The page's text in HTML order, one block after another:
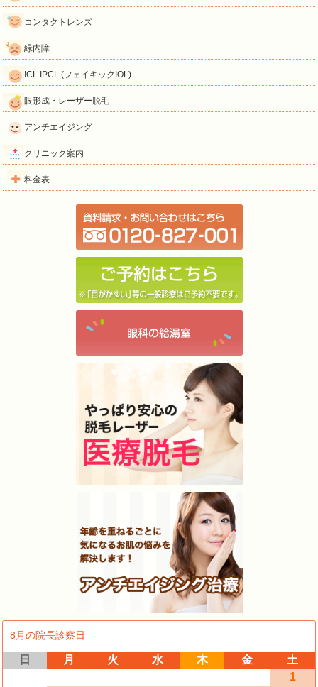
コンタクトレンズ
緑内障
ICL IPCL (フェイキックIOL)
眼形成・レーザー脱毛
アンチエイジング
クリニック案内
料金表
8月の院長診察日
日 月 火 水 木 金
土
1